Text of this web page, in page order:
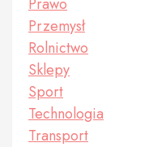
Przemysł
Rolnictwo
Sklepy
Sport
Technologia
Transport